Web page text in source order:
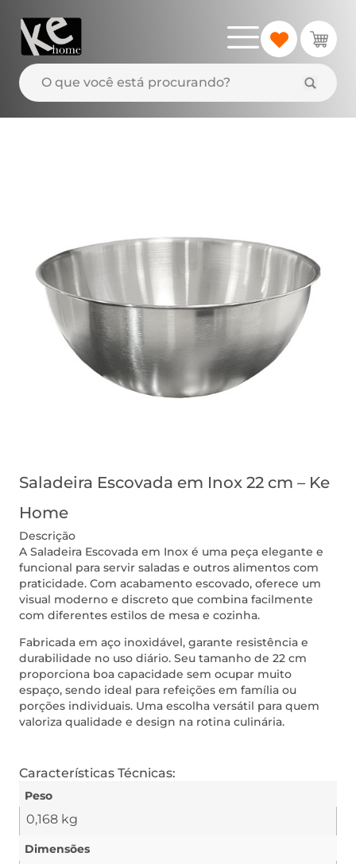
Saladeira Escovada em Inox 22 cm – Ke
Home
Descrição
A Saladeira Escovada em Inox é uma peça elegante e
funcional para servir saladas e outros alimentos com
praticidade. Com acabamento escovado, oferece um
visual moderno e discreto que combina facilmente
com diferentes estilos de mesa e cozinha.
Fabricada em aço inoxidável, garante resistência e
durabilidade no uso diário. Seu tamanho de 22 cm
proporciona boa capacidade sem ocupar muito
espaço, sendo ideal para refeições em família ou
porções individuais. Uma escolha versátil para quem
valoriza qualidade e design na rotina culinária.
Características Técnicas:
Peso
0,168 kg
Dimensões